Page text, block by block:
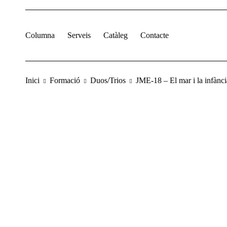
Columna Serveis Catàleg Contacte
Inici Formació Duos/Trios JME-18 – El mar i la